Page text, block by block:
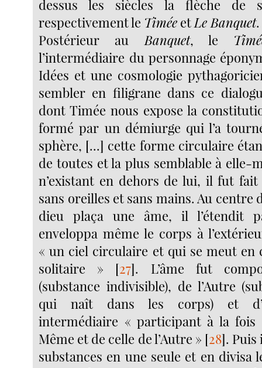
dessus les siècles la flèche de
respectivement le Timée etLe Banquet.
Postérieur auBanquet, le
l’intermédiaire du personnage
Idées et une cosmologie
sembler en filigrane dans ce
dont Timée nous expose la
formé par un démiurge qui l’a
sphère, [...] cette forme circulaire
de toutes et la plus semblable à elle-
n’existant en dehors de lui, il fut fait
sans oreilles et sans mains. Au centre
dieu plaça une âme, il l’étendit
enveloppa même le corps à
« un ciel circulaire et qui se meut en
solitaire » [27]. L’âme fut
(substance indivisible), de l’Autre
qui naît dans les corps) et
intermédiaire « participant à la
Même et de celle de l’Autre » [28].
substances en une seule et en divisa